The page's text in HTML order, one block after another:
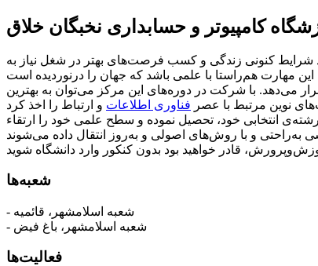
کامپیوتر و حسابداری نخبگان خلاق
شرایط کنونی زندگی و کسب فرصت‌های بهتر در شغل نیاز به
می‌دهد. با شرکت در دوره‌های این مرکز می‌توان به بهترین
نوین مرتبط با عصر فناوری اطلاعات
رشته‌ی انتخابی خود، تحصیل نموده و سطح علمی خود را ارتقاء
شعبه‌ها
- شعبه اسلامشهر، قائمیه
- شعبه اسلامشهر، باغ فیض
فعالیت‌ها